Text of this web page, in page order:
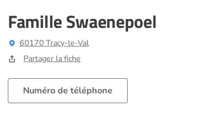
Famille Swaenepoel
60170 Tracy-le-Val
Partager la fiche
Numéro de téléphone